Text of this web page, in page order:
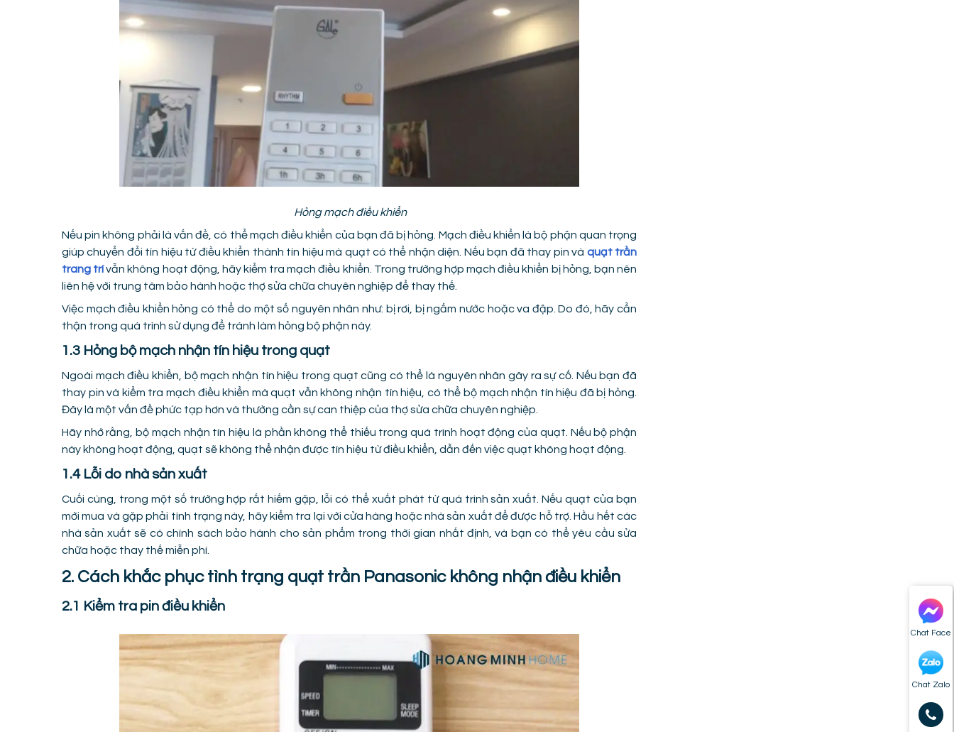
Chat Face
Chat Zalo
Hỏng mạch điều khiển
Nếu pin không phải là vấn đề, có thể mạch điều khiển của bạn đã bị hỏng. Mạch điều khiển là bộ phận quan trọng
giúp chuyển đổi tín hiệu từ điều khiển thành tín hiệu mà quạt có thể nhận diện. Nếu bạn đã thay pin và quạt trần
trang trívẫn không hoạt động, hãy kiểm tra mạch điều khiển. Trong trường hợp mạch điều khiển bị hỏng, bạn nên
liên hệ với trung tâm bảo hành hoặc thợ sửa chữa chuyên nghiệp để thay thế.
Việc mạch điều khiển hỏng có thể do một số nguyên nhân như: bị rơi, bị ngấm nước hoặc va đập. Do đó, hãy cẩn
thận trong quá trình sử dụng để tránh làm hỏng bộ phận này.
1.3 Hỏng bộ mạch nhận tín hiệu trong quạt
Ngoài mạch điều khiển, bộ mạch nhận tín hiệu trong quạt cũng có thể là nguyên nhân gây ra sự cố. Nếu bạn đã
thay pin và kiểm tra mạch điều khiển mà quạt vẫn không nhận tín hiệu, có thể bộ mạch nhận tín hiệu đã bị hỏng.
Đây là một vấn đề phức tạp hơn và thường cần sự can thiệp của thợ sửa chữa chuyên nghiệp.
Hãy nhớ rằng, bộ mạch nhận tín hiệu là phần không thể thiếu trong quá trình hoạt động của quạt. Nếu bộ phận
này không hoạt động, quạt sẽ không thể nhận được tín hiệu từ điều khiển, dẫn đến việc quạt không hoạt động.
1.4 Lỗi do nhà sản xuất
Cuối cùng, trong một số trường hợp rất hiếm gặp, lỗi có thể xuất phát từ quá trình sản xuất. Nếu quạt của bạn
mới mua và gặp phải tình trạng này, hãy kiểm tra lại với cửa hàng hoặc nhà sản xuất để được hỗ trợ. Hầu hết các
nhà sản xuất sẽ có chính sách bảo hành cho sản phẩm trong thời gian nhất định, và bạn có thể yêu cầu sửa
chữa hoặc thay thế miễn phí.
2. Cách khắc phục tình trạng quạt trần Panasonic không nhận điều khiển
2.1 Kiểm tra pin điều khiển